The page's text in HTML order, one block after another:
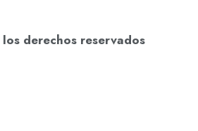
derechos reservados